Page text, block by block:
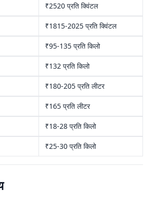
₹2520 प्रति क्विंटल
₹1815-2025 प्रति क्विंटल
₹95-135 प्रति किलो
₹132 प्रति किलो
₹180-205 प्रति लीटर
₹165 प्रति लीटर
₹18-28 प्रति किलो
₹25-30 प्रति किलो